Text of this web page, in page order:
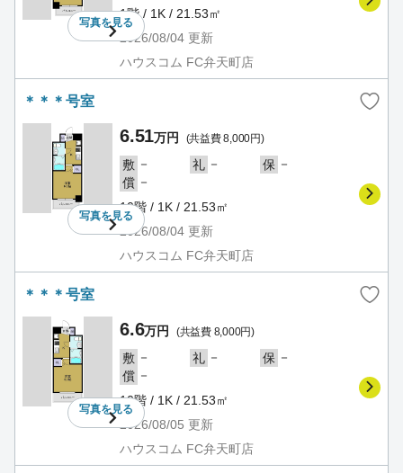
写真を見る
1階 / 1K / 21.53㎡
2026/08/04 更新
ハウスコム FC弁天町店
＊＊＊号室
写真を見る
6.51万円 (共益費 8,000円)
敷 － 礼 － 保 －
償 －
10階 / 1K / 21.53㎡
2026/08/04 更新
ハウスコム FC弁天町店
＊＊＊号室
写真を見る
6.6万円 (共益費 8,000円)
敷 － 礼 － 保 －
償 －
10階 / 1K / 21.53㎡
2026/08/05 更新
ハウスコム FC弁天町店